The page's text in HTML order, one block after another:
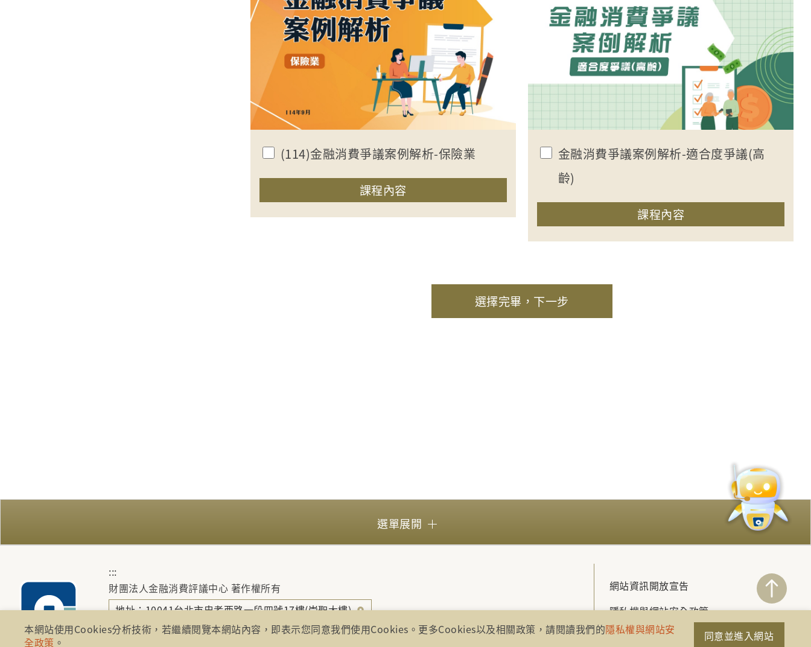
(114)金融消費爭議案例解析-保險業
課程內容
收合課程內容
金融消費爭議案例解析-適合度爭議(高
齡)
課程內容
收合課程內容
選擇完畢，下一步
選單展開
:::
財團法人金融消費評議中心 著作權所有
地址：10041台北市忠孝西路一段四號17樓(崇聖大樓)
電話：886-2-2316-1288
網站資訊開放宣告
隱私權與網站安全政策
本網站使用Cookies分析技術，若繼續閱覽本網站內容，即表示您同意我們使用Cookies。更多Cookies以及相關政策，請閱讀我們的隱私權與網站安
全政策 。 同意並進入網站